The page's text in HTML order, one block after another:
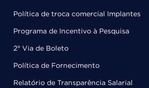
Política de troca comercial Implantes
Programa de Incentivo à Pesquisa
2° Via de Boleto
Política de Fornecimento
Relatório de Transparência Salarial